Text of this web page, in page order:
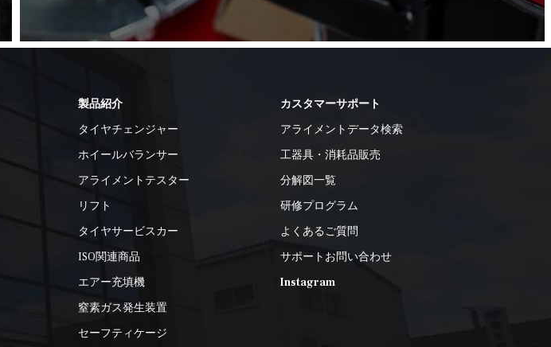
製品紹介
タイヤチェンジャー
ホイールバランサー
アライメントテスター
リフト
タイヤサービスカー
ISO関連商品
エアー充填機
窒素ガス発生装置
セーフティケージ
カスタマーサポート
アライメントデータ検索
工器具・消耗品販売
分解図一覧
研修プログラム
よくあるご質問
サポートお問い合わせ
Instagram